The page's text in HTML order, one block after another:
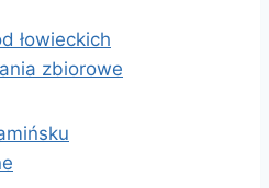
łowieckich
zbiorowe